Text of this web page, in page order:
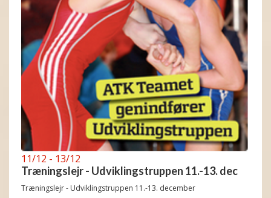
11/12 - 13/12
Træningslejr - Udviklingstruppen 11.-13. dec
Træningslejr - Udviklingstruppen 11.-13. december